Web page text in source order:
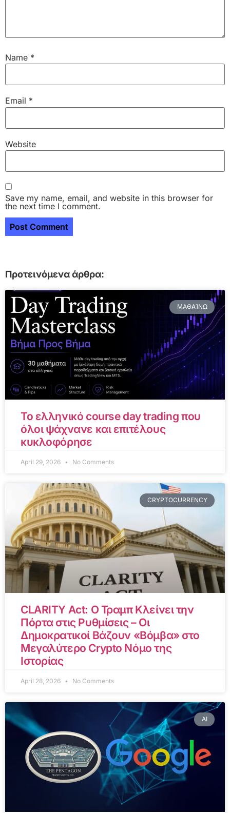
Name *
Email *
Website
Save my name, email, and website in this browser for
the next time I comment.
Προτεινόμενα άρθρα:
ΜΑΘΑΊΝΩ
Το ελληνικό course day trading που
όλοι ψάχνανε και επιτέλους
κυκλοφόρησε
April 29, 2026 No Comments
CRYPTOCURRENCY
CLARITY Act: Ο Τραμπ Κλείνει την
Πόρτα στις Ρυθμίσεις – Οι
Δημοκρατικοί Βάζουν «Βόμβα» στο
Μεγαλύτερο Crypto Νόμο της
Ιστορίας
April 28, 2026 No Comments
AI